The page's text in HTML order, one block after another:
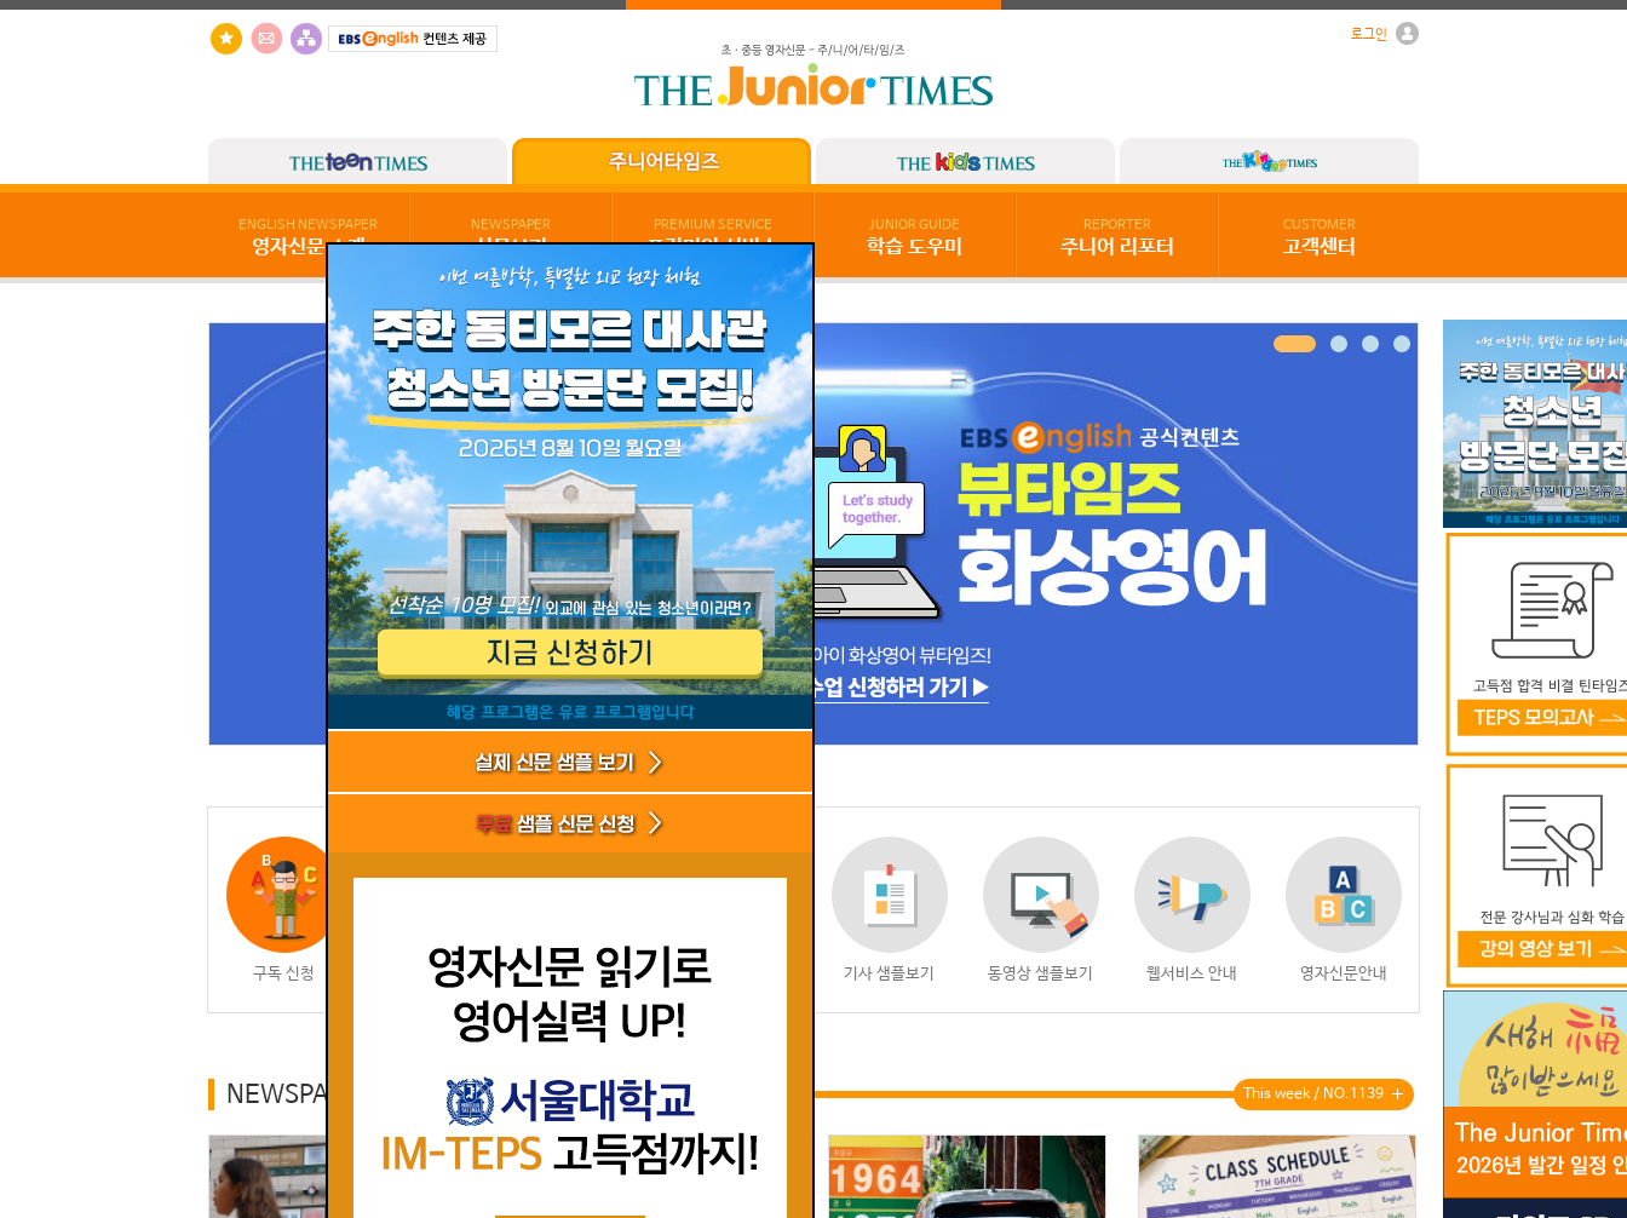
로그인
ENGLISH NEWSPAPER
영자신문 소개
NEWSPAPER
신문보기
PREMIUM SERVICE
프리미엄 서비스
JUNIOR GUIDE
학습 도우미
REPORTER
주니어 리포터
CUSTOMER
고객센터
구독 신청 회원 가입 | 인증 샘플 신청 신문 샘플보기 기사 샘플보기 동영상 샘플보기 웹서비스 안내 영자신문안내
NEWSPAPER This week / NO.1139